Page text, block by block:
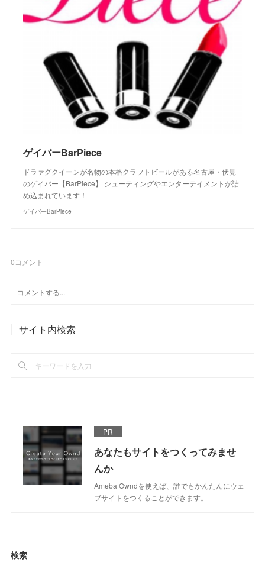
ゲイバーBarPiece
ドラァグクイーンが名物の本格クラフトビールがある名古屋・伏見
のゲイバー【BarPiece】 シューティングやエンターテイメントが詰
め込まれています！
ゲイバーBarPiece
0コメント
サイト内検索
PR
あなたもサイトをつくってみませ
んか
Ameba Owndを使えば、誰でもかんたんにウェ
ブサイトをつくることができます。
検索